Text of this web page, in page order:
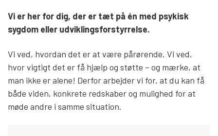
Vær med
Støt os
Vi er her for dig, der er tæt på én med psykisk
sygdom eller udviklingsforstyrrelse.
Vi ved, hvordan det er at være pårørende. Vi ved,
hvor vigtigt det er få hjælp og støtte – og mærke, at
man ikke er alene! Derfor arbejder vi for, at du kan få
både viden, konkrete redskaber og mulighed for at
møde andre i samme situation.